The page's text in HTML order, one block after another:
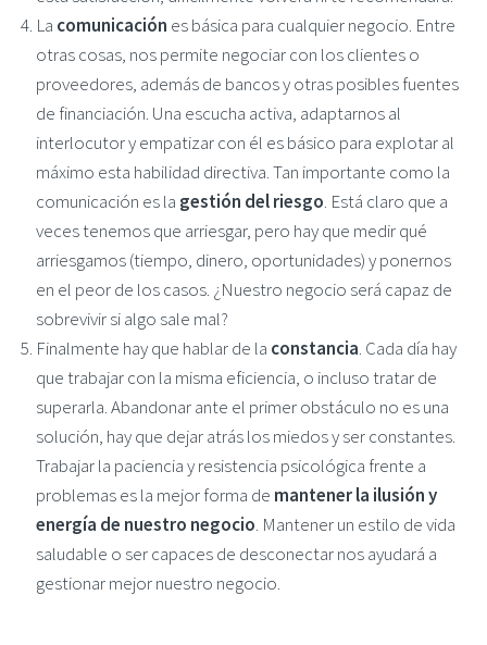
La comunicación es básica para cualquier negocio. Entre
otras cosas, nos permite negociar con los clientes o
proveedores, además de bancos y otras posibles fuentes
de financiación. Una escucha activa, adaptarnos al
interlocutor y empatizar con él es básico para explotar al
máximo esta habilidad directiva. Tan importante como la
comunicación es la gestión del riesgo. Está claro que a
veces tenemos que arriesgar, pero hay que medir qué
arriesgamos (tiempo, dinero, oportunidades) y ponernos
en el peor de los casos. ¿Nuestro negocio será capaz de
sobrevivir si algo sale mal?
Finalmente hay que hablar de la constancia. Cada día hay
que trabajar con la misma eficiencia, o incluso tratar de
superarla. Abandonar ante el primer obstáculo no es una
solución, hay que dejar atrás los miedos y ser constantes.
Trabajar la paciencia y resistencia psicológica frente a
problemas es la mejor forma de mantener la ilusión y
energía de nuestro negocio. Mantener un estilo de vida
saludable o ser capaces de desconectar nos ayudará a
gestionar mejor nuestro negocio.